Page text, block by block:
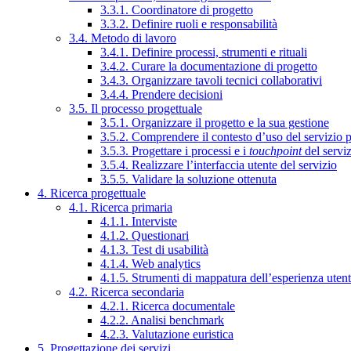
3.3.1. Coordinatore di progetto
3.3.2. Definire ruoli e responsabilità
3.4. Metodo di lavoro
3.4.1. Definire processi, strumenti e rituali
3.4.2. Curare la documentazione di progetto
3.4.3. Organizzare tavoli tecnici collaborativi
3.4.4. Prendere decisioni
3.5. Il processo progettuale
3.5.1. Organizzare il progetto e la sua gestione
3.5.2. Comprendere il contesto d’uso del servizio
3.5.3. Progettare i processi e i touchpointdel
3.5.4. Realizzare l’interfaccia utente del servizio
3.5.5. Validare la soluzione ottenuta
4. Ricerca progettuale
4.1. Ricerca primaria
4.1.1. Interviste
4.1.2. Questionari
4.1.3. Test di usabilità
4.1.4. Web analytics
4.1.5. Strumenti di mappatura dell’esperienza
4.2. Ricerca secondaria
4.2.1. Ricerca documentale
4.2.2. Analisi benchmark
4.2.3. Valutazione euristica
5. Progettazione dei servizi